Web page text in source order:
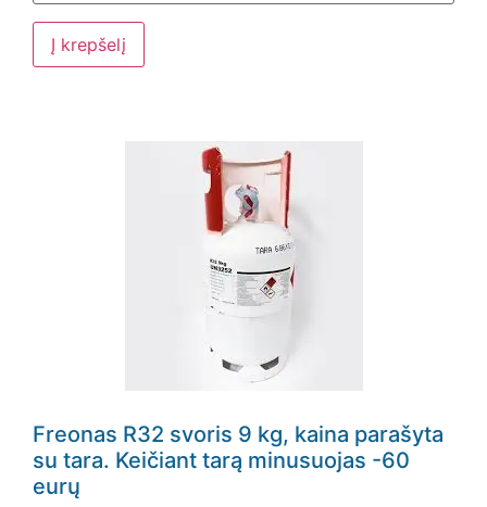
Į krepšelį
Freonas R32 svoris 9 kg, kaina parašyta
su tara. Keičiant tarą minusuojas -60
eurų